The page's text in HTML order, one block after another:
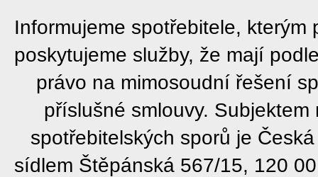
Informujeme spotřebitele, kterým
poskytujeme služby, že mají
právo na mimosoudní řešení
příslušné smlouvy.
spotřebitelských sporů je
sídlem Štěpánská 567/15, 120